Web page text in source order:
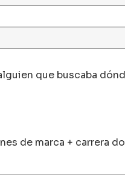
que buscaba
de marca + carrera